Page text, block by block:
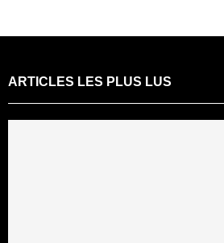
ARTICLES LES PLUS LUS